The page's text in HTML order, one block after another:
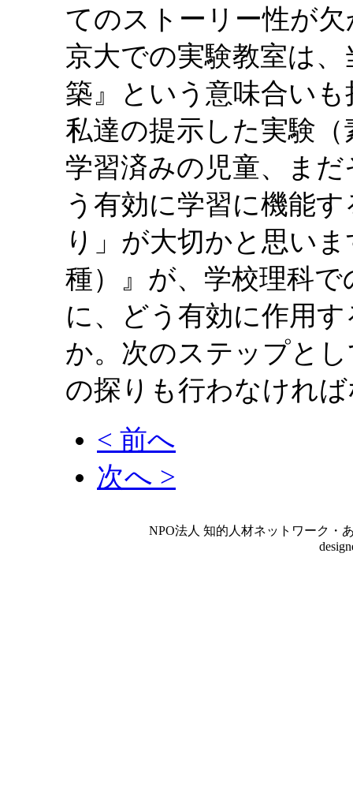
てのストーリー性が
京大での実験教室は
築』という意味合い
私達の提示した実験
学習済みの児童、ま
う有効に学習に機能
り」が大切かと思い
種）』が、学校理科
に、どう有効に作用
か。次のステップと
の探りも行わなけれ
< 前へ
次へ >
NPO法人 知的人材ネットワーク・